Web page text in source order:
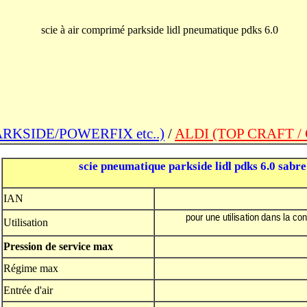
scie à air comprimé parkside lidl pneumatique pdks 6.0
POWERFIX etc..) /ALDI (TOP CRAFT /
scie pneumatique parkside lidl pdks 6.0
IAN
Utilisation pour une utilisation dans la
Pression de service max
Régime max
Entrée d'air